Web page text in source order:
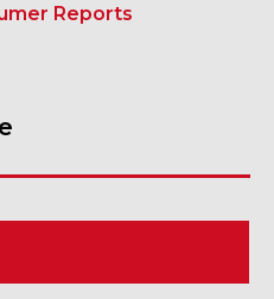
Reports